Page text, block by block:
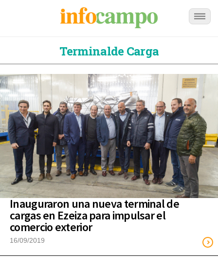
Terminalde Carga
Inauguraron una nueva terminal de
cargas en Ezeiza para impulsar el
comercio exterior
16/09/2019